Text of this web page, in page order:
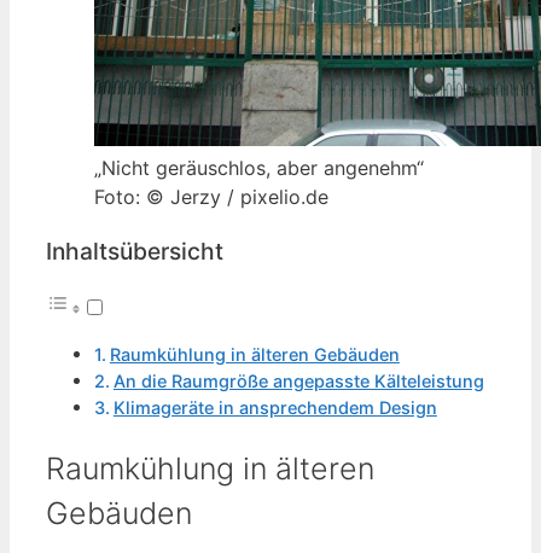
„Nicht geräuschlos, aber angenehm“
Foto: © Jerzy / pixelio.de
Inhaltsübersicht
Raumkühlung in älteren Gebäuden
An die Raumgröße angepasste Kälteleistung
Klimageräte in ansprechendem Design
Raumkühlung in älteren
Gebäuden